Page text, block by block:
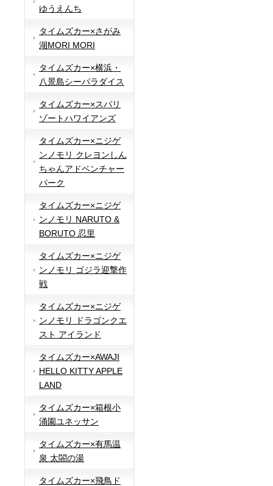
ゆうえんち
タイムズカー×さがみ
湖MORI MORI
タイムズカー×横浜・
八景島シーパラダイス
タイムズカー×スパリ
ゾートハワイアンズ
タイムズカー×ニジゲ
ンノモリ クレヨンしん
ちゃんアドベンチャー
パーク
タイムズカー×ニジゲ
ンノモリ NARUTO &
BORUTO 忍里
タイムズカー×ニジゲ
ンノモリ ゴジラ迎撃作
戦
タイムズカー×ニジゲ
ンノモリ ドラゴンクエ
スト アイランド
タイムズカー×AWAJI
HELLO KITTY APPLE
LAND
タイムズカー×箱根小
涌園ユネッサン
タイムズカー×有馬温
泉 太閤の湯
タイムズカー×飛鳥ド